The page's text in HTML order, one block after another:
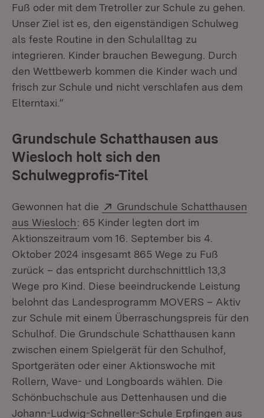
Fuß oder mit dem Tretroller zur Schule zu gehen.
Unser Ziel ist es, den eigenständigen Schulweg
als feste Routine in den Schulalltag zu
integrieren. Kinder brauchen Bewegung. Durch
den Wettbewerb kommen die Kinder wach und
frisch zur Schule und nicht verschlafen aus dem
Elterntaxi.“
Grundschule Schatthausen aus
Wiesloch holt sich den
Schulwegprofis-Titel
Gewonnen hat die Extern:
Grundschule Schatthausen
aus Wiesloch(Öffnet in neuem Fenster)
: 65 Kinder legten dort im
Aktionszeitraum vom 16. September bis 4.
Oktober 2024 insgesamt 865 Wege zu Fuß
zurück – das entspricht durchschnittlich 13,3
Wege pro Kind. Diese beeindruckende Leistung
belohnt das Landesprogramm MOVERS – Aktiv
zur Schule mit einem Überraschungspreis für den
Schulhof. Die Grundschule Schatthausen kann
zwischen einem Spielgerät für den Schulhof,
Sportgeräten oder einer Aktionswoche mit
Rollern, Wave- und Longboards wählen. Die
Schönbuchschule aus Dettenhausen und die
Johann-Ludwig-Schneller-Schule Erpfingen aus